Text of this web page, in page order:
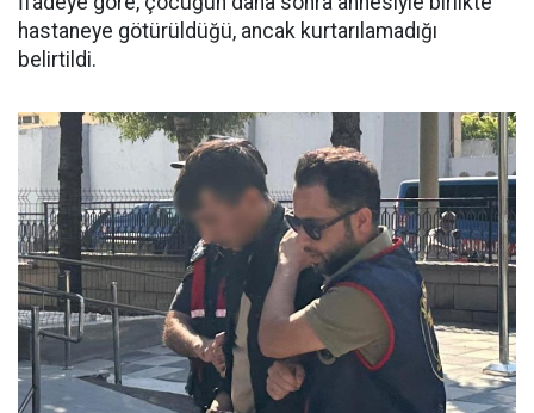
hastaneye götürüldüğü, ancak kurtarılamadığı
belirtildi.